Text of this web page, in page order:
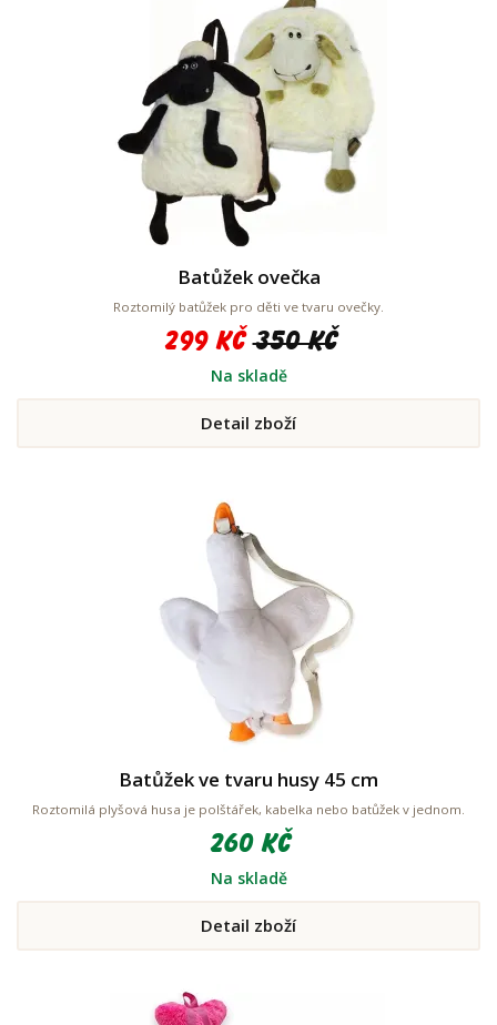
Batůžek ovečka
Roztomilý batůžek pro děti ve tvaru ovečky.
299 Kč 350 Kč
Na skladě
Detail zboží
Batůžek ve tvaru husy 45 cm
Roztomilá plyšová husa je polštářek, kabelka nebo batůžek v jednom.
260 Kč
Na skladě
Detail zboží